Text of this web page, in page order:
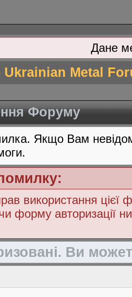
Дане
Metal
Форуму
Якщо Вам
використання цієї
форму авторизації
Ви